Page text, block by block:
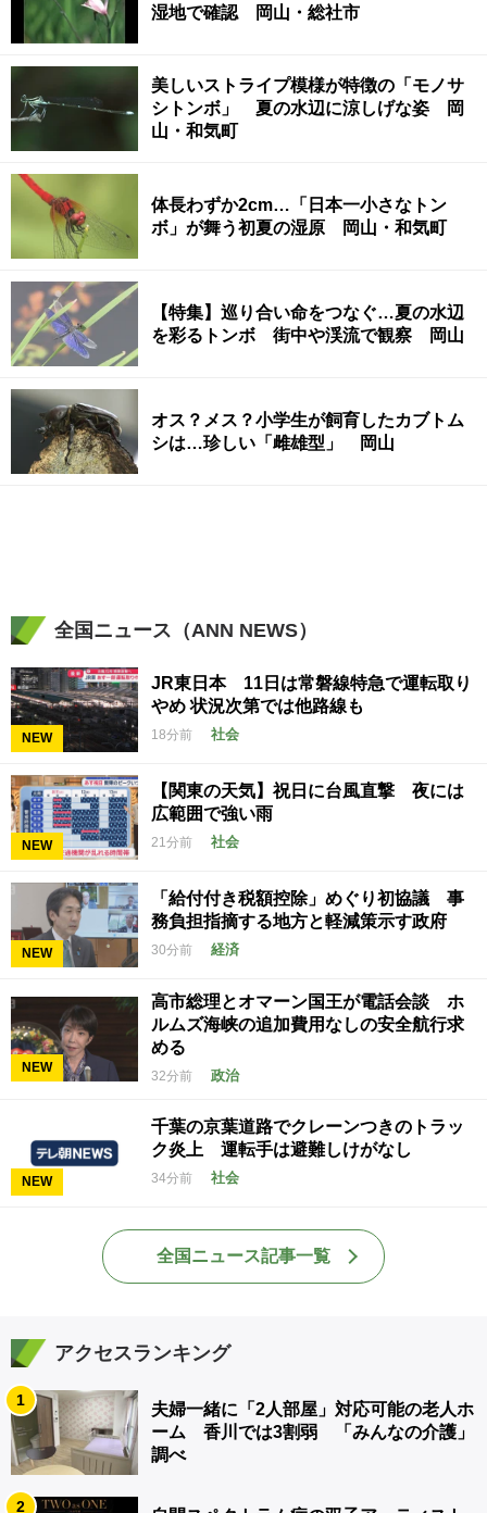
湿地で確認 岡山・総社市
美しいストライプ模様が特徴の「モノサ
シトンボ」 夏の水辺に涼しげな姿 岡
山・和気町
体長わずか2cm…「日本一小さなトン
ボ」が舞う初夏の湿原 岡山・和気町
【特集】巡り合い命をつなぐ…夏の水辺
を彩るトンボ 街中や渓流で観察 岡山
オス？メス？小学生が飼育したカブトム
シは…珍しい「雌雄型」 岡山
全国ニュース（ANN NEWS）
NEW
JR東日本 11日は常磐線特急で運転取り
やめ 状況次第では他路線も
18分前 社会
NEW
【関東の天気】祝日に台風直撃 夜には
広範囲で強い雨
21分前 社会
NEW
「給付付き税額控除」めぐり初協議 事
務負担指摘する地方と軽減策示す政府
30分前 経済
NEW
高市総理とオマーン国王が電話会談 ホ
ルムズ海峡の追加費用なしの安全航行求
める
32分前 政治
NEW
千葉の京葉道路でクレーンつきのトラッ
ク炎上 運転手は避難しけがなし
34分前 社会
全国ニュース記事一覧
アクセスランキング
1
夫婦一緒に「2人部屋」対応可能の老人ホ
ーム 香川では3割弱 「みんなの介護」
調べ
2